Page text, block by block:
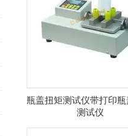
瓶盖扭矩测试仪带打印
测试仪